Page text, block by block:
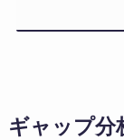
ギャップ分